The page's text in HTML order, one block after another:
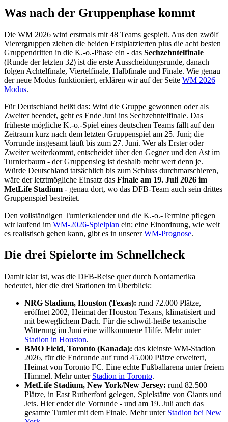
Was nach der Gruppenphase kommt
Die WM 2026 wird erstmals mit 48 Teams gespielt. Aus den zwölf
Vierergruppen ziehen die beiden Erstplatzierten plus die acht besten
Gruppendritten in die K.-o.-Phase ein - das Sechzehntelfinale
(Runde der letzten 32) ist die erste Ausscheidungsrunde, danach
folgen Achtelfinale, Viertelfinale, Halbfinale und Finale. Wie genau
der neue Modus funktioniert, erklären wir auf der Seite WM 2026
Modus.
Für Deutschland heißt das: Wird die Gruppe gewonnen oder als
Zweiter beendet, geht es Ende Juni ins Sechzehntelfinale. Das
früheste mögliche K.-o.-Spiel eines deutschen Teams fällt auf den
Zeitraum kurz nach dem letzten Gruppenspiel am 25. Juni; die
Vorrunde insgesamt läuft bis zum 27. Juni. Wer als Erster oder
Zweiter weiterkommt, entscheidet über den Gegner und den Ast im
Turnierbaum - der Gruppensieg ist deshalb mehr wert denn je.
Würde Deutschland tatsächlich bis zum Schluss durchmarschieren,
wäre der letztmögliche Einsatz das Finale am 19. Juli 2026 im
MetLife Stadium - genau dort, wo das DFB-Team auch sein drittes
Gruppenspiel bestreitet.
Den vollständigen Turnierkalender und die K.-o.-Termine pflegen
wir laufend im WM-2026-Spielplan ein; eine Einordnung, wie weit
es realistisch gehen kann, gibt es in unsererWM-Prognose.
Die drei Spielorte im Schnellcheck
Damit klar ist, was die DFB-Reise quer durch Nordamerika
bedeutet, hier die drei Stationen im Überblick:
NRG Stadium, Houston (Texas): rund 72.000 Plätze,
eröffnet 2002, Heimat der Houston Texans, klimatisiert und
mit beweglichem Dach. Für die schwül-heiße texanische
Witterung im Juni eine willkommene Hilfe. Mehr unter
Stadion in Houston.
BMO Field, Toronto (Kanada): das kleinste WM-Stadion
2026, für die Endrunde auf rund 45.000 Plätze erweitert,
Heimat von Toronto FC. Eine echte Fußballarena unter freiem
Himmel. Mehr unter Stadion in Toronto.
MetLife Stadium, New York/New Jersey: rund 82.500
Plätze, in East Rutherford gelegen, Spielstätte von Giants und
Jets. Hier endet die Vorrunde - und am 19. Juli auch das
gesamte Turnier mit dem Finale. Mehr unter Stadion bei New